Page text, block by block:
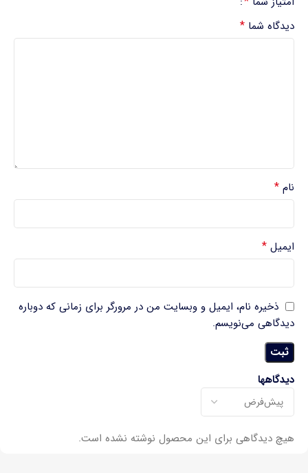
دیدگاهها
هیچ دیدگاهی برای این محصول نوشته نشده است.
دیدگاه شما *
نام *
ایمیل *
ذخیره نام، ایمیل و وبسایت من در مرورگر برای زمانی که دوباره
دیدگاهی می‌نویسم.